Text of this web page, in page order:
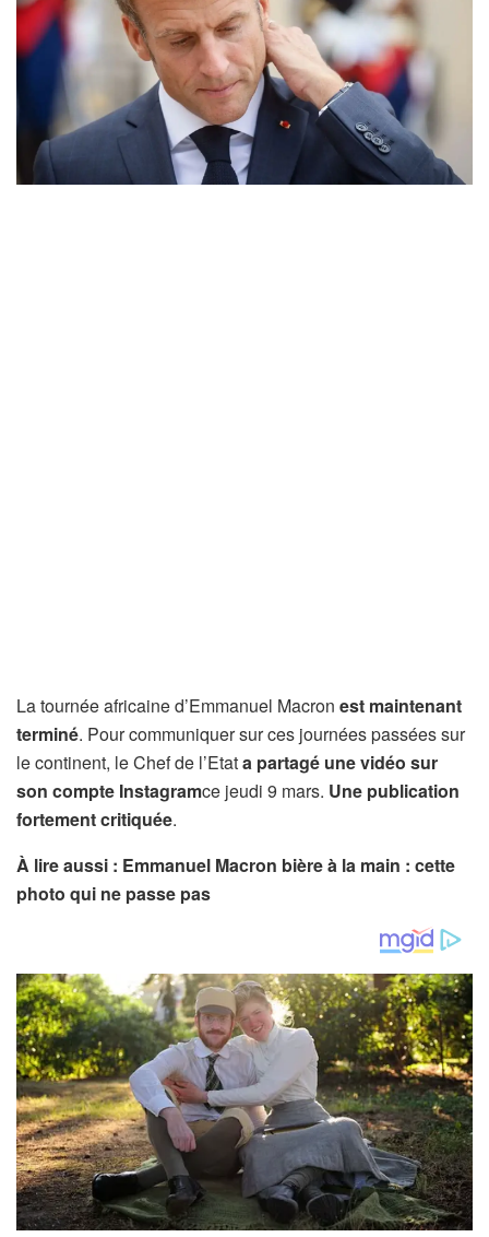
La tournée africaine d’Emmanuel Macron est maintenant
terminé. Pour communiquer sur ces journées passées sur
le continent, le Chef de l’Etata partagé une vidéo sur
son compte Instagramce jeudi 9 mars. Une publication
fortement critiquée.
À lire aussi : Emmanuel Macron bière à la main : cette
photo qui ne passe pas